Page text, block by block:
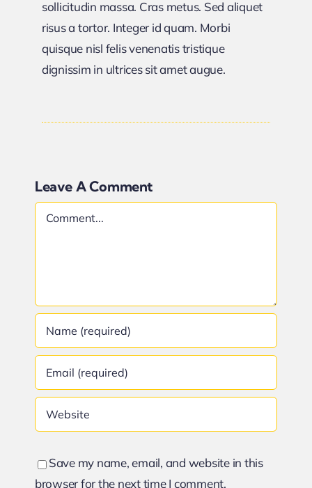
sollicitudin massa. Cras metus. Sed aliquet
risus a tortor. Integer id quam. Morbi
quisque nisl felis venenatis tristique
dignissim in ultrices sit amet augue.
Leave A Comment
Comment
Save my name, email, and website in this
browser for the next time I comment.